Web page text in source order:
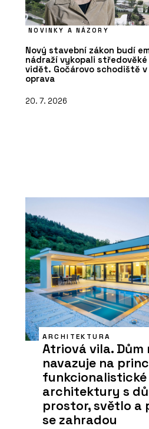
NOVINKY A NÁZORY
Nový stavební zákon budí
nádraží vykopali
vidět. Gočárovo schodiště v
oprava
20. 7. 2026
ARCHITEKTURA
Atriová vila. Dům
navazuje na
funkcionalistické
architektury s
prostor, světlo a
se zahradou